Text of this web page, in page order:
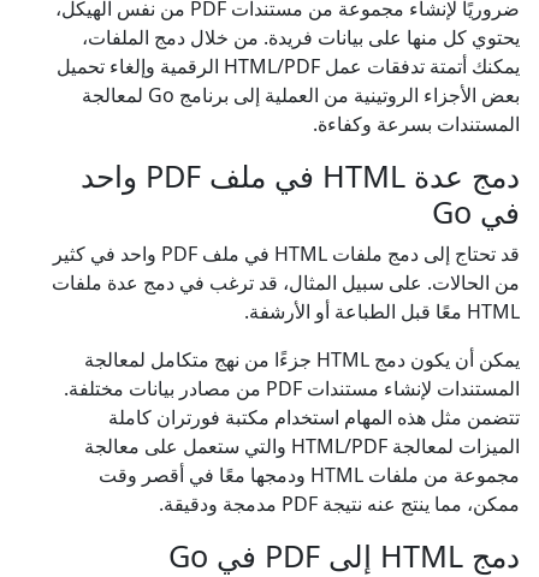
ضروريًا لإنشاء مجموعة من مستندات PDF من نفس الهيكل،
يحتوي كل منها على بيانات فريدة. من خلال دمج الملفات،
يمكنك أتمتة تدفقات عمل HTML/PDF الرقمية وإلغاء تحميل
بعض الأجزاء الروتينية من العملية إلى برنامج Go لمعالجة
المستندات بسرعة وكفاءة.
دمج عدة HTML في ملف PDF واحد
في Go
قد تحتاج إلى دمج ملفات HTML في ملف PDF واحد في كثير
من الحالات. على سبيل المثال، قد ترغب في دمج عدة ملفات
HTML معًا قبل الطباعة أو الأرشفة.
يمكن أن يكون دمج HTML جزءًا من نهج متكامل لمعالجة
المستندات لإنشاء مستندات PDF من مصادر بيانات مختلفة.
تتضمن مثل هذه المهام استخدام مكتبة فورتران كاملة
الميزات لمعالجة HTML/PDF والتي ستعمل على معالجة
مجموعة من ملفات HTML ودمجها معًا في أقصر وقت
ممكن، مما ينتج عنه نتيجة PDF مدمجة ودقيقة.
دمج HTML إلى PDF في Go